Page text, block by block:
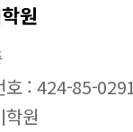
원
호 : 424-85-
학원